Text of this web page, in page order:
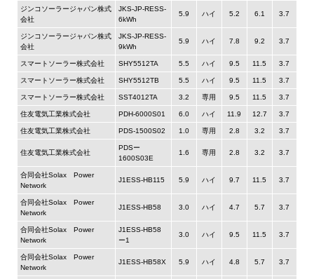
ジンコソーラージャパン株式
会社
JKS-JP-RESS-
6kWh
5.9 ハイ 5.2 6.1 3.7
ジンコソーラージャパン株式
会社
JKS-JP-RESS-
9kWh
5.9 ハイ 7.8 9.2 3.7
スマートソーラー株式会社 SHY5512TA 5.5 ハイ 9.5 11.5 3.7
スマートソーラー株式会社 SHY5512TB 5.5 ハイ 9.5 11.5 3.7
スマートソーラー株式会社 SST4012TA 3.2 専用 9.5 11.5 3.7
住友電気工業株式会社 PDH-6000S01 6.0 ハイ 11.9 12.7 3.7
住友電気工業株式会社 PDS-1500S02 1.0 専用 2.8 3.2 3.7
住友電気工業株式会社
PDSー
1600S03E
1.6 専用 2.8 3.2 3.7
合同会社Solax Power
Network
J1ESS-HB115 5.9 ハイ 9.7 11.5 3.7
合同会社Solax Power
Network
J1ESS-HB58 3.0 ハイ 4.7 5.7 3.7
合同会社Solax Power
Network
J1ESS-HB58
ー1
3.0 ハイ 9.5 11.5 3.7
合同会社Solax Power
Network
J1ESS-HB58X 5.9 ハイ 4.8 5.7 3.7